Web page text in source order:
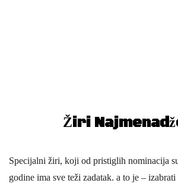
Žiri
Specijalni žiri, koji od pristiglih nominacija
godine ima sve teži zadatak. a to je –